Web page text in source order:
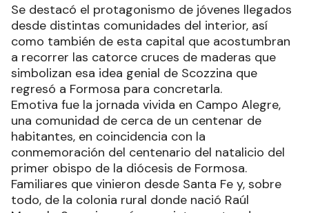
Se destacó el protagonismo de jóvenes llegados
desde distintas comunidades del interior, así
como también de esta capital que acostumbran
a recorrer las catorce cruces de maderas que
simbolizan esa idea genial de Scozzina que
regresó a Formosa para concretarla.
Emotiva fue la jornada vivida en Campo Alegre,
una comunidad de cerca de un centenar de
habitantes, en coincidencia con la
conmemoración del centenario del natalicio del
primer obispo de la diócesis de Formosa.
Familiares que vinieron desde Santa Fe y, sobre
todo, de la colonia rural donde nació Raúl